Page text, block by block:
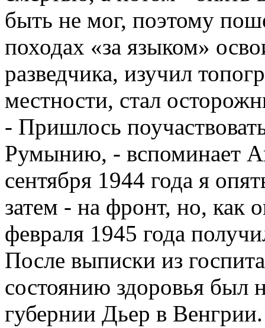
быть не мог, поэтому
походах «за языком»
разведчика, изучил
местности, стал
- Пришлось
Румынию, - вспоминает
сентября 1944 года я
затем - на фронт, но, как
февраля 1945 года
После выписки из
состоянию здоровья был
губернии Дьер в